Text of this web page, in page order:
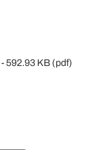
- 592.93 KB (pdf)